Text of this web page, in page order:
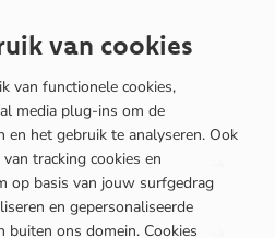
van cookies
van functionele cookies,
media plug-ins om de
het gebruik te analyseren. Ook
tracking cookies en
op basis van jouw surfgedrag
en gepersonaliseerde
buiten ons domein. Cookies